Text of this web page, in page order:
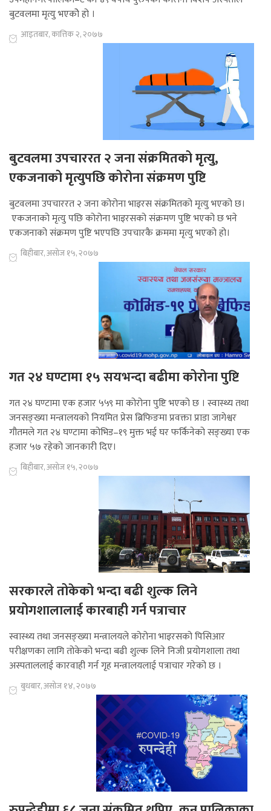
बुटवलमा मृत्यु भएकोे हो ।
आइतबार, कात्तिक २, २०७७
बुटवलमा उपचाररत २ जना संक्रमितको मृत्यु,
एकजनाको मृत्युपछि कोरोना संक्रमण पुष्टि
बुटवलमा उपचाररत २ जना कोरोना भाइरस संक्रमितको मृत्यु भएको छ।
एकजनाको मृत्यु पछि कोरोना भाइरसको संक्रमण पुष्टि भएको छ भने
एकजनाको संक्रमण पुष्टि भएपछि उपचारकै क्रममा मृत्यु भएको हो।
बिहीबार, असोज १५, २०७७
गत २४ घण्टामा १५ सयभन्दा बढीमा कोरोना पुष्टि
गत २४ घण्टामा एक हजार ५५९ मा कोरोना पुष्टि भएको छ । स्वास्थ्य तथा
जनसङ्ख्या मन्त्रालयको नियमित प्रेस ब्रिफिङमा प्रवक्ता प्राडा जागेश्वर
गौतमले गत २४ घण्टामा कोभिड–१९ मुक्त भई घर फर्किनेको सङ्ख्या एक
हजार ५७ रहेको जानकारी दिए।
बिहीबार, असोज १५, २०७७
सरकारले तोकेको भन्दा बढी शुल्क लिने
प्रयोगशालालाई कारबाही गर्न पत्राचार
स्वास्थ्य तथा जनसङ्ख्या मन्त्रालयले कोरोना भाइरसको पिसिआर
परीक्षणका लागि तोकेको भन्दा बढी शुल्क लिने निजी प्रयोगशाला तथा
अस्पताललाई कारवाही गर्न गृह मन्त्रालयलाई पत्राचार गरेको छ ।
बुधबार, असोज १४, २०७७